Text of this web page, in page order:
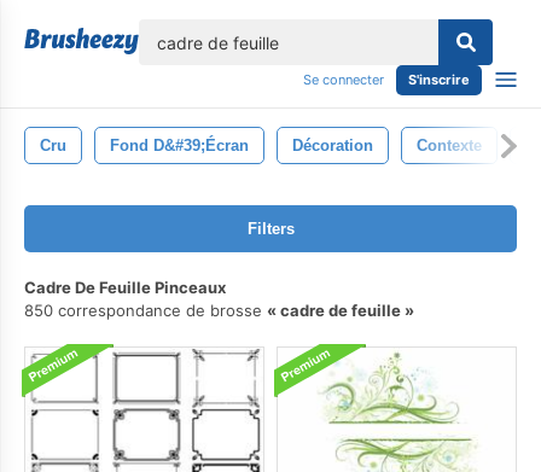
Se connecter S'inscrire
Cru Fond D&#39;écran Décoration Contexte
Filters
Cadre De Feuille Pinceaux
850 correspondance de brosse
cadre de feuille